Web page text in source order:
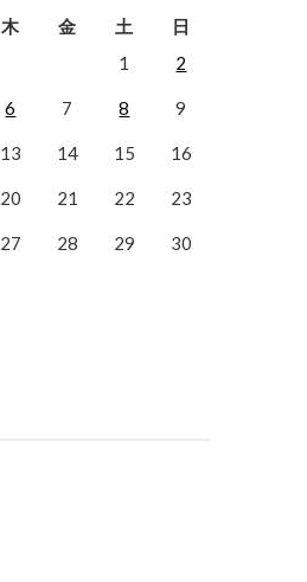
木 金 土
日
1
2
6 7 8 9
13 14 15 16
20 21 22 23
27 28 29 30